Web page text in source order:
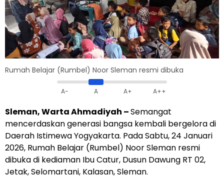
Rumah Belajar (Rumbel) Noor Sleman resmi dibuka
A- A A+ A++
Sleman, Warta Ahmadiyah –Semangat
mencerdaskan generasi bangsa kembali bergelora di
Daerah Istimewa Yogyakarta. Pada Sabtu, 24 Januari
2026, Rumah Belajar (Rumbel) Noor Sleman resmi
dibuka di kediaman Ibu Catur, Dusun Dawung RT 02,
Jetak, Selomartani, Kalasan, Sleman.